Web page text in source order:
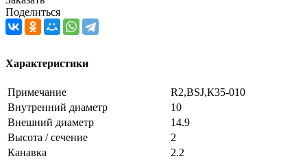
Поделиться
Характеристики
Примечание
R2,BSJ,К35-010
Внутренний диаметр
10
Внешний диаметр
14.9
Высота / сечение
2
Канавка
2.2